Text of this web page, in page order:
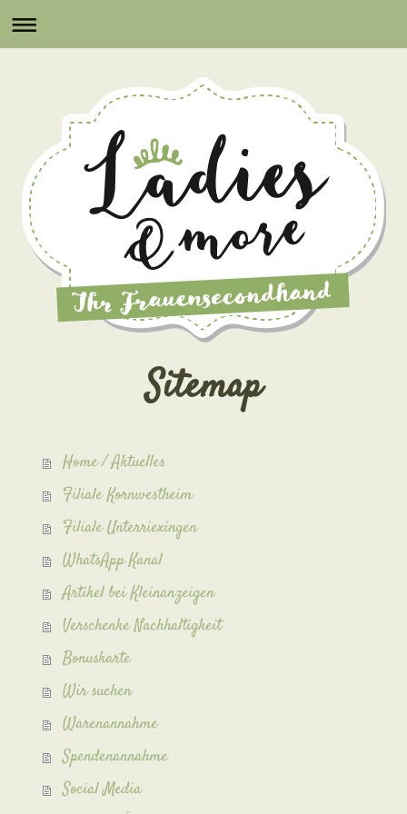
Sitemap
Home / Aktuelles
Filiale Kornwestheim
Filiale Unterriexingen
WhatsApp Kanal
Artikel bei Kleinanzeigen
Verschenke Nachhaltigkeit
Bonuskarte
Wir suchen
Warenannahme
Spendenannahme
Social Media